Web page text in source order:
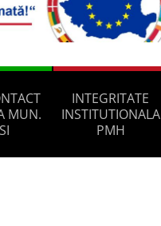
MUN.
INTEGRITATE
INSTITUTIONALA
PMH